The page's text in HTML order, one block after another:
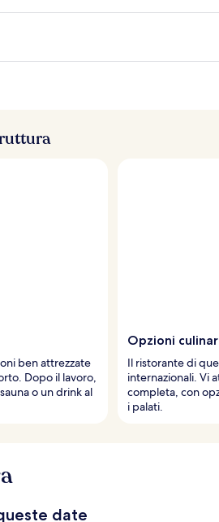
z
i
a
t
ben attrezzate
Dopo il lavoro,
o un drink al
Opzioni
Il ristorante di
internazionali. Vi
completa, con
i palati.
date